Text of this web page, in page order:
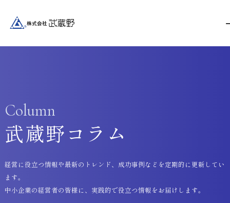
Column
武蔵野コラム
経営に役立つ情報や最新のトレンド、成功事例などを定期的に更新してい
ます。
中小企業の経営者の皆様に、実践的で役立つ情報をお届けします。